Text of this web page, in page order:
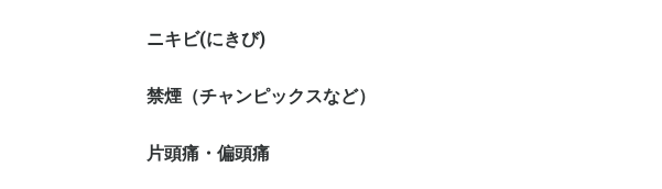
ニキビ(にきび)
禁煙（チャンピックスなど）
片頭痛・偏頭痛